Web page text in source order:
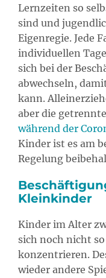
Lernzeiten so
sind und
Eigenregie. Jede
individuellen
sich bei der
abwechseln,
kann.
aber die
während der
Kinder ist es am
Regelung
Kleinkinder
Kinder im Alter
sich noch nicht
konzentrieren.
wieder andere